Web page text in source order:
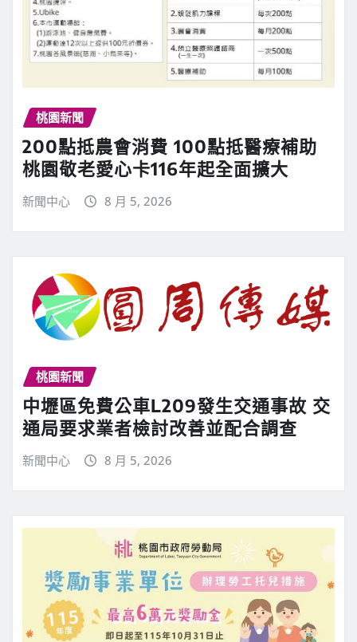
桃園新聞
200點抵農會消費 100點抵醫療補助
桃園敬老愛心卡116年起全面擴大
新聞中心 8 月 5, 2026
桃園新聞
中壢區免費公車L209發生交通事故 交
通局要求業者檢討改善並配合調查
新聞中心 8 月 5, 2026